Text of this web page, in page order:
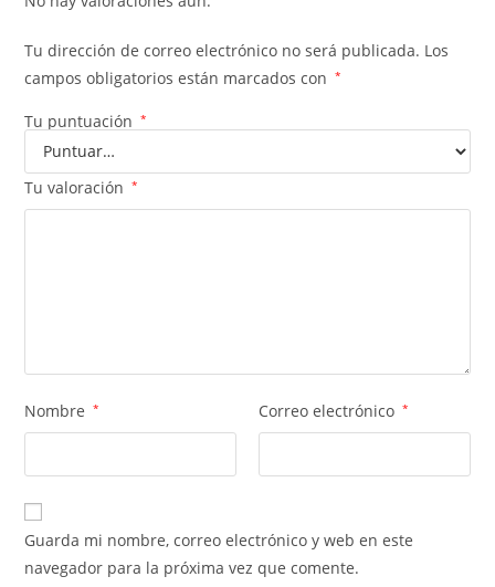
Tu dirección de correo electrónico no será publicada. Los
campos obligatorios están marcados con
*
Tu puntuación *
Tu valoración *
Nombre * Correo electrónico *
Guarda mi nombre, correo electrónico y web en este
navegador para la próxima vez que comente.